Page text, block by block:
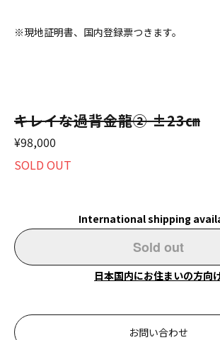
キレイな過背金龍② ±23㎝
¥98,000
SOLD OUT
International shipping
Sold out
日本国内にお住まいの方向
お問い合わせ
※現地証明書、国内登録票つきます。